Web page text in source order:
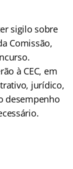
sigilo sobre
Comissão,
à CEC, em
jurídico,
desempenho